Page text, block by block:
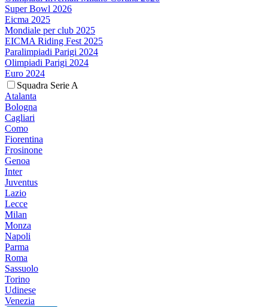
Super Bowl 2026
Eicma 2025
Mondiale per club 2025
EICMA Riding Fest 2025
Paralimpiadi Parigi 2024
Olimpiadi Parigi 2024
Euro 2024
Squadra Serie A
Atalanta
Bologna
Cagliari
Como
Fiorentina
Frosinone
Genoa
Inter
Juventus
Lazio
Lecce
Milan
Monza
Napoli
Parma
Roma
Sassuolo
Torino
Udinese
Venezia